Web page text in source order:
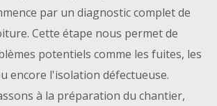
par un diagnostic complet de
Cette étape nous permet de
potentiels comme les fuites, les
encore l'isolation défectueuse.
à la préparation du chantier,